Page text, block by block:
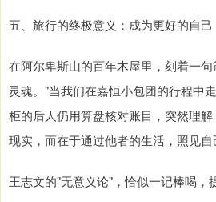
五、旅行的终极意义：成为更好的自己
在阿尔卑斯山的百年木屋里，刻着一
灵魂。"当我们在嘉恒小包团的行程中
柜的后人仍用算盘核对账目，突然理
现实，而在于通过他者的生活，照见自
王志文的"无意义论"，恰似一记棒喝，